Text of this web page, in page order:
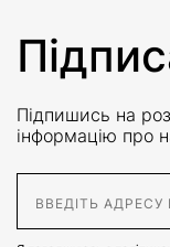
Підпишись на
інформацію про